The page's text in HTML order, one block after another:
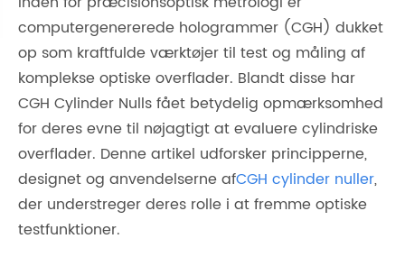
computergenererede hologrammer (CGH) dukket
op som kraftfulde værktøjer til test og måling af
komplekse optiske overflader. Blandt disse har
CGH Cylinder Nulls fået betydelig opmærksomhed
for deres evne til nøjagtigt at evaluere cylindriske
overflader. Denne artikel udforsker principperne,
designet og anvendelserne afCGH cylinder nuller,
der understreger deres rolle i at fremme optiske
testfunktioner.